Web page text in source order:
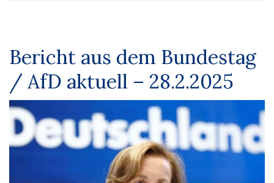
Bericht aus dem Bundestag
/ AfD aktuell – 28.2.2025